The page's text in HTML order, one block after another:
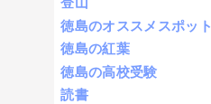
徳島のオススメスポット
徳島の紅葉
徳島の高校受験
読書